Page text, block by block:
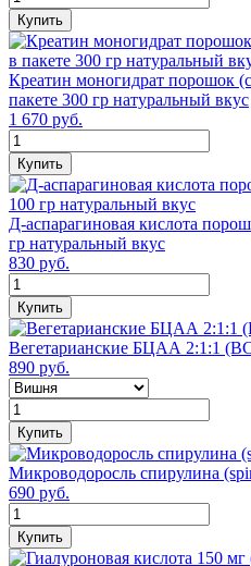
Купить
Креатин моногидрат порошок
пакете 300 гр натуральный вкус
1 670 руб.
Купить
Д-аспарагиновая кислота
гр натуральный вкус
830 руб.
Купить
Вегетарианские БЦАА 2:1:1
890 руб.
Купить
Микроводоросль спирулина
690 руб.
Купить